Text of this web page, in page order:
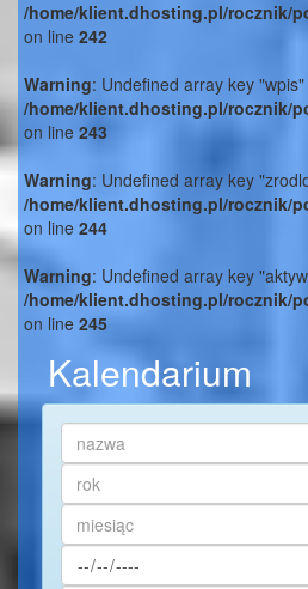
/home/klient.dhosting.pl/rocznik/
on line 242
Warning: Undefined array key "wpis"
/home/klient.dhosting.pl/rocznik/
on line 243
Warning: Undefined array key
/home/klient.dhosting.pl/rocznik/
on line 244
Warning: Undefined array key
/home/klient.dhosting.pl/rocznik/
on line 245
Kalendarium